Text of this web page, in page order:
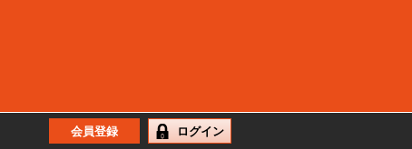
会員登録 ログイン